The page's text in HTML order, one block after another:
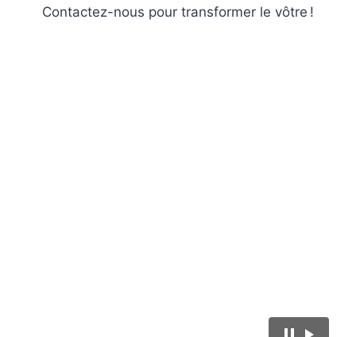
Contactez-nous pour transformer le vôtre !